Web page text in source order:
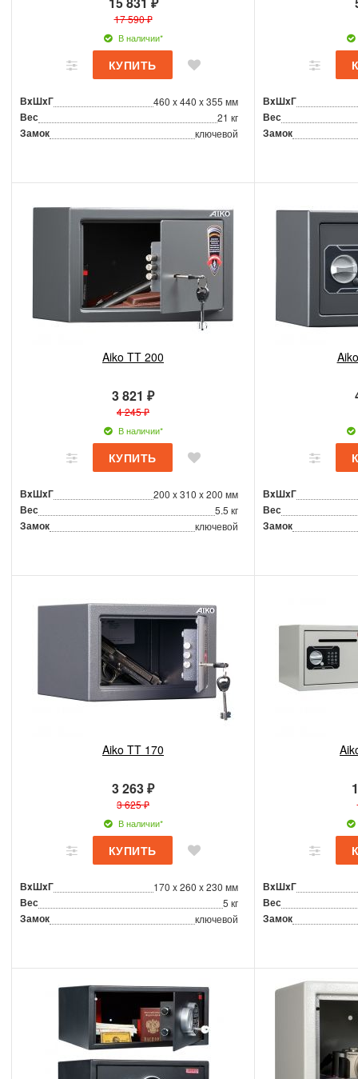
17 590 ₽
В наличии*
ВxШxГ 460 x 440 x 355 мм
Вес 21 кг
Замок ключевой
ВxШxГ
Вес
Замок
Aiko TT 200
3 821 ₽
4 245 ₽
В наличии*
ВxШxГ 200 x 310 x 200 мм
Вес 5.5 кг
Замок ключевой
ВxШxГ
Вес
Замок
Aiko TT 170
3 263 ₽
3 625 ₽
В наличии*
ВxШxГ 170 x 260 x 230 мм
Вес 5 кг
Замок ключевой
ВxШxГ
Вес
Замок